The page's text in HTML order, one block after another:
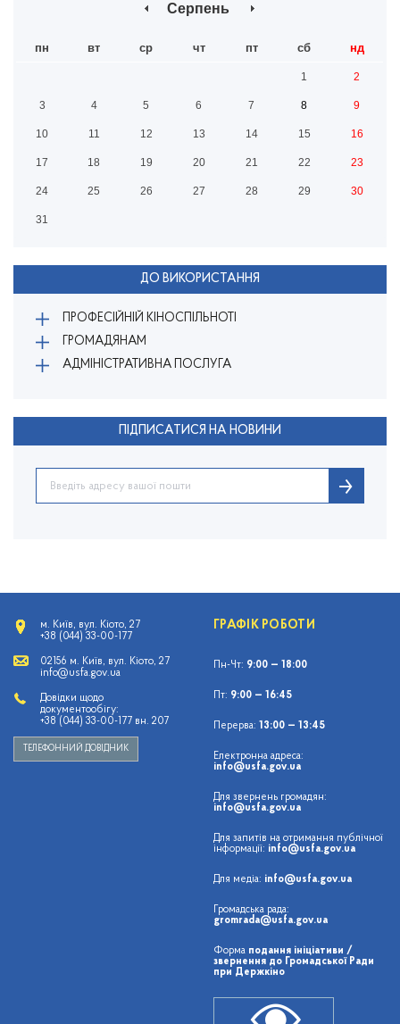
Серпень
пн вт ср чт пт сб нд
1 2
3 4 5 6 7 8 9
10 11 12 13 14 15 16
17 18 19 20 21 22 23
24 25 26 27 28 29 30
31
ДО ВИКОРИСТАННЯ
ПРОФЕСІЙНІЙ КІНОСПІЛЬНОТІ
ГРОМАДЯНАМ
АДМІНІСТРАТИВНА ПОСЛУГА
ПІДПИСАТИСЯ НА НОВИНИ
м. Київ, вул. Кіото, 27
+38 (044) 33-00-177
02156 м. Київ, вул. Кіото, 27
info@usfa.gov.ua
Довідки щодо
документообігу:
+38 (044) 33-00-177 вн. 207
ТЕЛЕФОННИЙ ДОВІДНИК
ГРАФІК РОБОТИ
Пн-Чт: 9:00 — 18:00
Пт: 9:00 — 16:45
Перерва: 13:00 — 13:45
Електронна адреса:
info@usfa.gov.ua
Для звернень громадян:
info@usfa.gov.ua
Для запитів на отримання публічної
інформації: info@usfa.gov.ua
Для медіа: info@usfa.gov.ua
Громадська рада:
gromrada@usfa.gov.ua
Форма подання ініціативи /
звернення до Громадської Ради
при Держкіно